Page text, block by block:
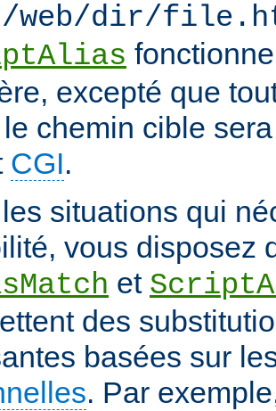
web/dir/
excepté que
chemin cible
CGI.
situations qui
vous disposez
et
des
basées sur
. Par